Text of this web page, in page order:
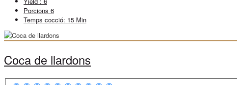
Porcions 6
Temps cocció: 15 Min
Coca de llardons